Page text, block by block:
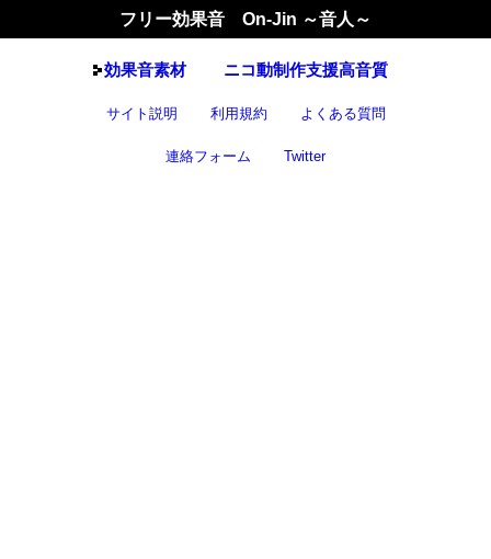
フリー効果音 On-Jin ～音人～
効果音素材 ニコ動制作支援高音質
サイト説明 利用規約 よくある質問
連絡フォーム Twitter